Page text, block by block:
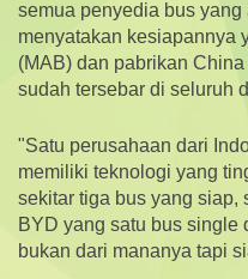
semua penyedia bus
menyatakan kesiapannya
(MAB) dan pabrikan
sudah tersebar di seluruh
"Satu perusahaan dari
memiliki teknologi yang
sekitar tiga bus yang siap,
BYD yang satu bus single
bukan dari mananya tapi